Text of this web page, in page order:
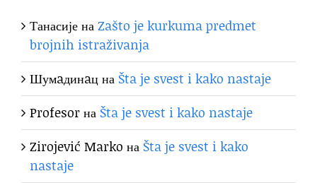
ТанасијенаZašto je kurkuma predmet
brojnih istraživanja
Шумaдинaцна Šta je svest i kako nastaje
Profesorна Šta je svest i kako nastaje
Zirojević Marko на Šta je svest i kako
nastaje